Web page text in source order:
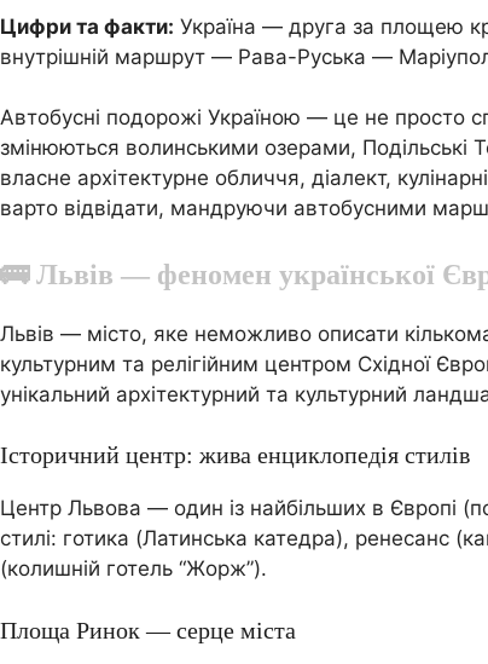
Цифри та факти: Україна — друга за площею
внутрішній маршрут — Рава-Руська —
Автобусні подорожі Україною — це не просто
змінюються волинськими озерами,
власне архітектурне обличчя, діалект,
варто відвідати, мандруючи автобусними
🚌 Львів — феномен української
Львів — місто, яке неможливо описати
культурним та релігійним центром Східної
унікальний архітектурний та культурний
Історичний центр: жива енциклопедія стилів
Центр Львова — один із найбільших в Європі
стилі: готика (Латинська катедра), ренесанс
(колишній готель “Жорж”).
Площа Ринок — серце міста